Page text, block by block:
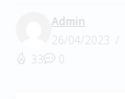
Admin
26/04/2023
33
0